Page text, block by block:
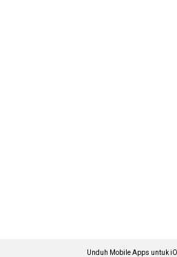
Unduh Mobile Apps untuk